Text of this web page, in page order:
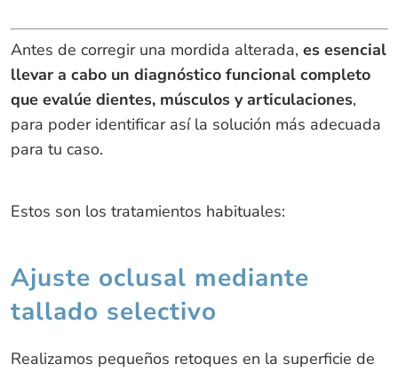
Antes de corregir una mordida alterada, es esencial
llevar a cabo un diagnóstico funcional completo
que evalúe dientes, músculos y articulaciones,
para poder identificar así la solución más adecuada
para tu caso.
Estos son los tratamientos habituales:
Ajuste oclusal mediante
tallado selectivo
Realizamos pequeños retoques en la superficie de